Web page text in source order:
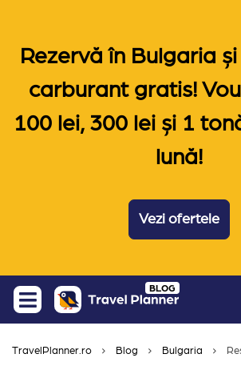
Rezervă în Bulgaria
carburant gratis!
100 lei, 300 lei și 1
lună!
Vezi ofertele
Skip
content
BLOG
TravelPlanner.ro Blog Bulgaria